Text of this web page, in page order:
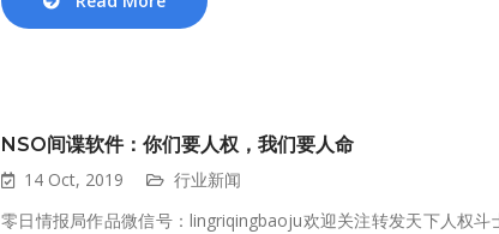
NSO间谍软件：你们要人权，我们要人命
14 Oct, 2019
行业新闻
零日情报局作品微信号：lingriqingbaoju欢迎关注转发天下人权